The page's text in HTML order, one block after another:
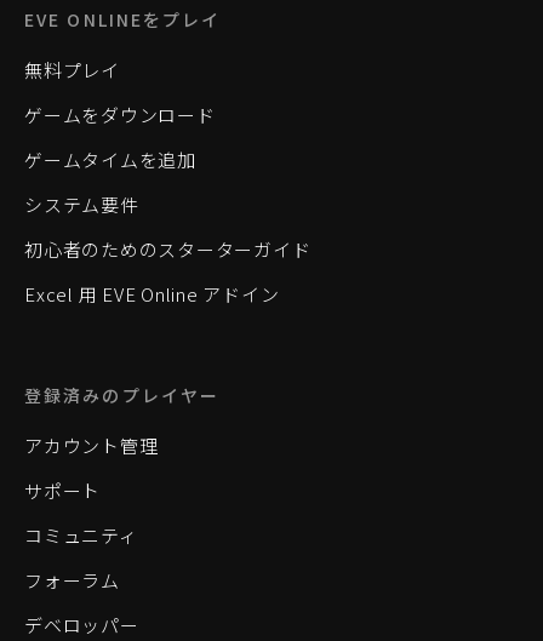
EVE ONLINEをプレイ
無料プレイ
ゲームをダウンロード
ゲームタイムを追加
システム要件
初心者のためのスターターガイド
Excel 用 EVE Online アドイン
登録済みのプレイヤー
アカウント管理
サポート
コミュニティ
フォーラム
デベロッパー